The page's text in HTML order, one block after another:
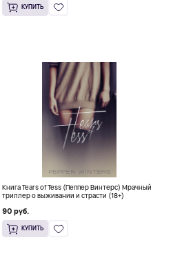
КУПИТЬ
Книга Tears of Tess (Пеппер Винтерс) Мрачный
триллер о выживании и страсти (18+)
90 руб.
КУПИТЬ